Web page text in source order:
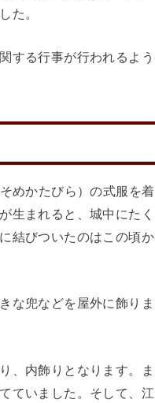
た。
する行事が行われるよう
めかたびら）の式服を着
生まれると、城中にたく
結びついたのはこの頃か
な兜などを屋外に飾りま
、内飾りとなります。ま
ていました。そして、江